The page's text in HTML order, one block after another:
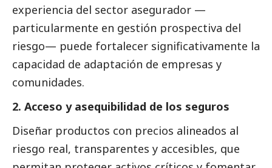
experiencia del sector asegurador —
particularmente en gestión prospectiva del
riesgo— puede fortalecer significativamente la
capacidad de adaptación de empresas y
comunidades.
2. Acceso y asequibilidad de los seguros
Diseñar productos con precios alineados al
riesgo real, transparentes y accesibles, que